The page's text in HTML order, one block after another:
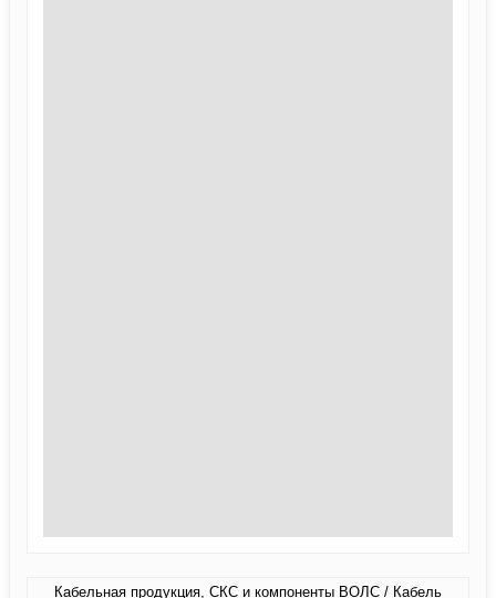
Кабельная продукция, СКС и компоненты ВОЛС / Кабель